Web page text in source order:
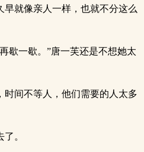
就像亲人一样，也就不分这么
歇一歇。”唐一芙还是不想她太
间不等人，他们需要的人太多
。